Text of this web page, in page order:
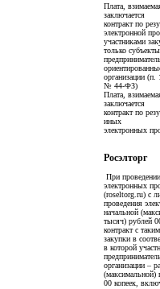
Плата,
заключается
контракт по
электронной
участниками
только
организации (п.
№ 44-ФЗ)
Плата,
заключается
контракт по
иных
электронных
Росэлторг
При
электронных
(roseltorg.ru) с
проведения
начальной
тысяч) рублей
контракт с
закупки в
в которой
организации –
(максимальной)
00 копеек,